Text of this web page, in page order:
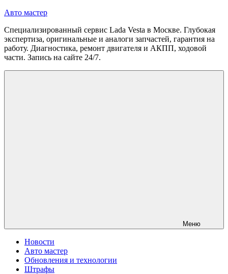
Перейти
содержимому
Авто мастер
Специализированный сервис Lada Vesta в Москве. Глубокая
экспертиза, оригинальные и аналоги запчастей, гарантия на
работу. Диагностика, ремонт двигателя и АКПП, ходовой
части. Запись на сайте 24/7.
Меню
Новости
Авто мастер
Обновления и технологии
Штрафы